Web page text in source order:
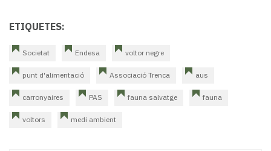
ETIQUETES:
Societat Endesa voltor negre
punt d'alimentació Associació Trenca aus
carronyaires PAS fauna salvatge fauna
voltors medi ambient